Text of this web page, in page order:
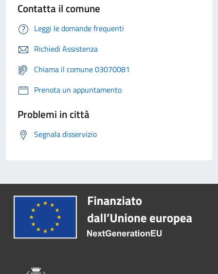
Contatta il comune
Leggi le domande frequenti
Richiedi Assistenza
Chiama il comune 03070081
Prenota un appuntamento
Problemi in città
Segnala disservizio